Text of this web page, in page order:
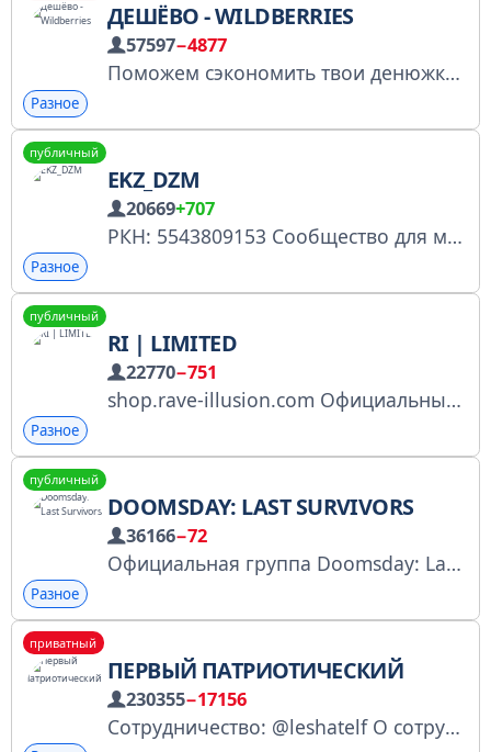
ДЕШЁВО - WILDBERRIES
57597−4877
Поможем сэкономить твои денюжки!🍒 № 6633731453 Реклама товаров: @tayawb Реклама каналов: @REKL777 Купить рекламу: https://telega.in/channels/+slHFiOM3JFwzMDgy/card Ссылка: t.me/+slHFiOM3JFwzMDgy
Разное
публичный
EKZ_DZM
20669+707
РКН: 5543809153 Сообщество для медработников. Оценочные в КЦ, Московский врач, вакансии, клин. случаи, обмен опытом. 🔥 Актуал: ekz-dzm.ru 📋 Правила: https://t.me/ekz_dzm_all/71/313 📬 Реклама: ekzdzm@gmail.com
Разное
публичный
RI | LIMITED
22770−751
shop.rave-illusion.com Официальный телеграмм канал интернет магазина RI LIMITED Клиентская поддержка: @RILimitedBot Сотрудничество: @raveillusion
Разное
публичный
DOOMSDAY: LAST SURVIVORS
36166−72
Официальная группа Doomsday: Last Survivors Мы в Тиктоке: https://www.tiktok.com/@doomsdaylastsurvivor
Разное
приватный
ПЕРВЫЙ ПАТРИОТИЧЕСКИЙ
230355−17156
Сотрудничество: @leshatelf О сотрудничестве: https://t.me/rmmanagerperv